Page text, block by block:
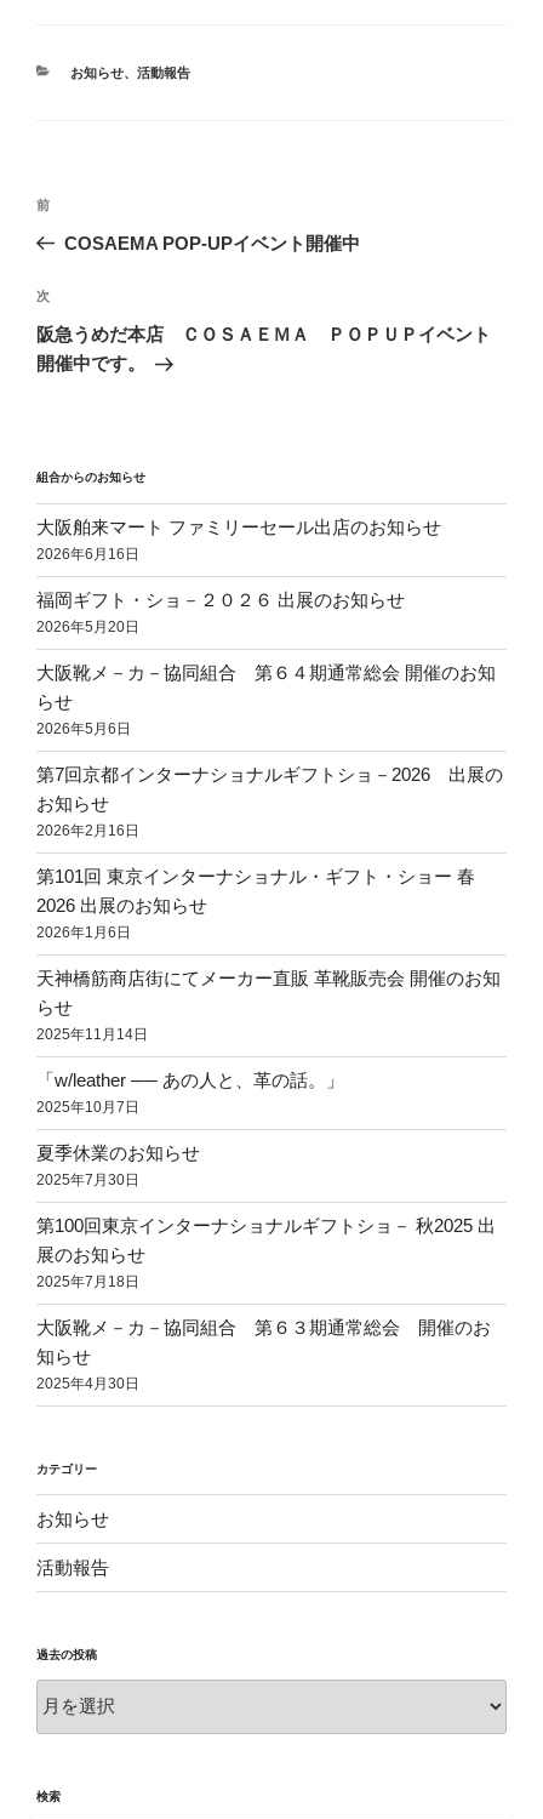
カ
お知らせ、 活動報告
投
ビ
ゲ
ー
前
の
稿
前
COSAEMA POP-UPイベント開催中
次
の
投
次
阪急うめだ本店 ＣＯＳＡＥＭＡ ＰＯＰＵＰイベント
開催中です。
組合からのお知らせ
大阪舶来マート ファミリーセール出店のお知らせ
2026年6月16日
福岡ギフト・ショ－２０２６ 出展のお知らせ
2026年5月20日
大阪靴メ－カ－協同組合 第６４期通常総会 開催のお知
らせ
2026年5月6日
第7回京都インターナショナルギフトショ－2026 出展の
お知らせ
2026年2月16日
第101回 東京インターナショナル・ギフト・ショー 春
2026 出展のお知らせ
2026年1月6日
天神橋筋商店街にてメーカー直販 革靴販売会 開催のお知
らせ
2025年11月14日
「w/leather ── あの人と、革の話。」
2025年10月7日
夏季休業のお知らせ
2025年7月30日
第100回東京インターナショナルギフトショ－ 秋2025 出
展のお知らせ
2025年7月18日
大阪靴メ－カ－協同組合 第６３期通常総会 開催のお
知らせ
2025年4月30日
カテゴリー
お知らせ
活動報告
過去の投稿
過
去
稿
検索